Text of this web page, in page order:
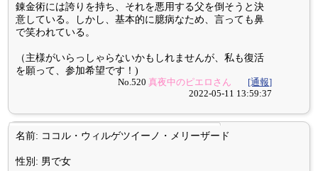
錬金術には誇りを持ち、それを悪用する父を倒そうと決
意している。しかし、基本的に臆病なため、言っても鼻
で笑われている。
（主様がいらっしゃらないかもしれませんが、私も復活
を願って、参加希望です！)
No.520真夜中のピエロさん
[通報]
2022-05-11 13:59:37
名前: ココル・ウィルゲツイーノ・メリーザード
性別: 男で女